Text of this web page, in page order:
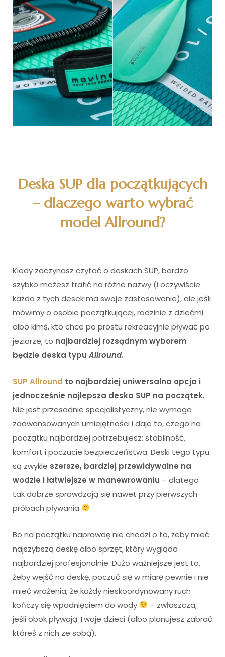
Deska SUP dla początkujących
– dlaczego warto wybrać
model Allround?
Kiedy zaczynasz czytać o deskach SUP, bardzo
szybko możesz trafić na różne nazwy (i oczywiście
każda z tych desek ma swoje zastosowanie), ale jeśli
mówimy o osobie początkującej, rodzinie z dziećmi
albo kimś, kto chce po prostu rekreacyjnie pływać po
jeziorze, to najbardziej rozsądnym wyborem
będzie deska typuAllround.
SUP Allround to najbardziej uniwersalna opcja i
jednocześnie najlepsza deska SUP na początek.
Nie jest przesadnie specjalistyczny, nie wymaga
zaawansowanych umiejętności i daje to, czego na
początku najbardziej potrzebujesz: stabilność,
komfort i poczucie bezpieczeństwa. Deski tego typu
są zwykle szersze, bardziej przewidywalne na
wodzie i łatwiejsze w manewrowaniu – dlatego
tak dobrze sprawdzają się nawet przy pierwszych
próbach pływania
Bo na początku naprawdę nie chodzi o to, żeby mieć
najszybszą deskę albo sprzęt, który wygląda
najbardziej profesjonalnie. Dużo ważniejsze jest to,
żeby wejść na deskę, poczuć się w miarę pewnie i nie
mieć wrażenia, że każdy nieskoordynowany ruch
kończy się wpadnięciem do wody
– zwłaszcza,
jeśli obok pływają Twoje dzieci (albo planujesz zabrać
któreś z nich ze sobą).